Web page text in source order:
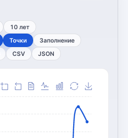
10 лет
Точки Заполнение
CSV JSON